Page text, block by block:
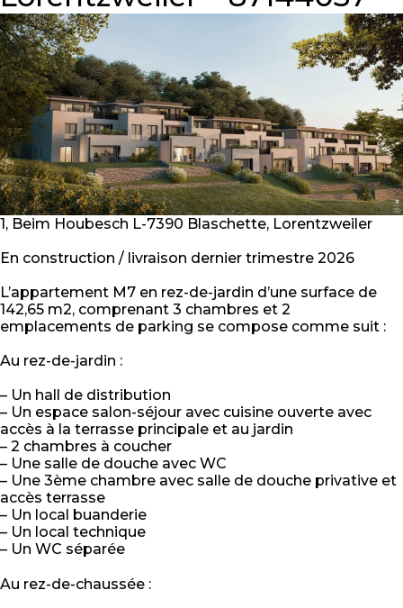
1, Beim Houbesch L-7390 Blaschette, Lorentzweiler
En construction / livraison dernier trimestre 2026
L’appartement M7 en rez-de-jardin d’une surface de
142,65 m2, comprenant 3 chambres et 2
emplacements de parking se compose comme suit :
Au rez-de-jardin :
– Un hall de distribution
– Un espace salon-séjour avec cuisine ouverte avec
accès à la terrasse principale et au jardin
– 2 chambres à coucher
– Une salle de douche avec WC
– Une 3ème chambre avec salle de douche privative et
accès terrasse
– Un local buanderie
– Un local technique
– Un WC séparée
Au rez-de-chaussée :